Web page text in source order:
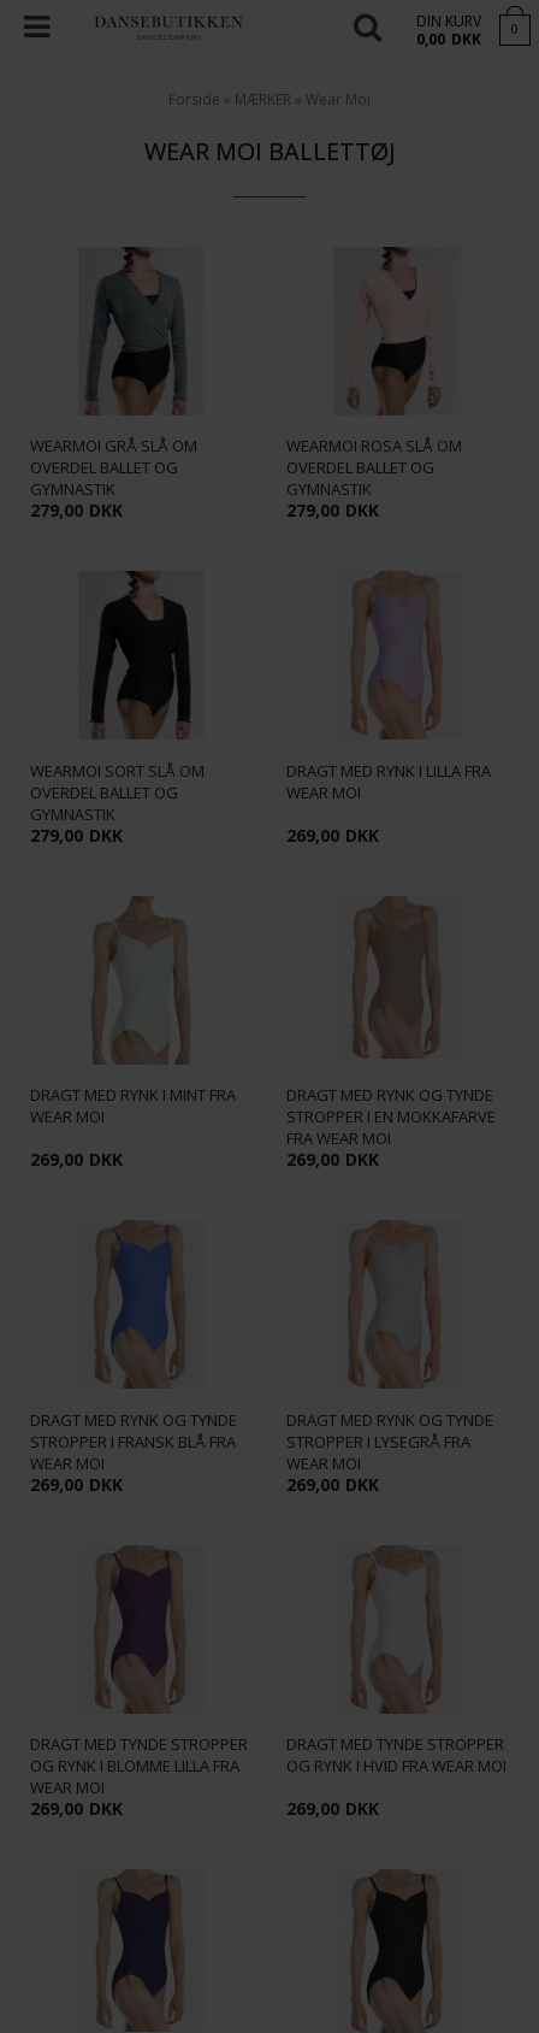
DIN KURV
0,00 DKK 0
Forside » MÆRKER » Wear Moi
WEAR MOI BALLETTØJ
WEARMOI GRÅ SLÅ OM
OVERDEL BALLET OG
GYMNASTIK
279,00 DKK
WEARMOI ROSA SLÅ OM
OVERDEL BALLET OG
GYMNASTIK
279,00 DKK
WEARMOI SORT SLÅ OM
OVERDEL BALLET OG
GYMNASTIK
279,00 DKK
DRAGT MED RYNK I LILLA FRA
WEAR MOI
269,00 DKK
DRAGT MED RYNK I MINT FRA
WEAR MOI
269,00 DKK
DRAGT MED RYNK OG TYNDE
STROPPER I EN MOKKAFARVE
FRA WEAR MOI
269,00 DKK
DRAGT MED RYNK OG TYNDE
STROPPER I FRANSK BLÅ FRA
WEAR MOI
269,00 DKK
DRAGT MED RYNK OG TYNDE
STROPPER I LYSEGRÅ FRA
WEAR MOI
269,00 DKK
DRAGT MED TYNDE STROPPER
OG RYNK I BLOMME LILLA FRA
WEAR MOI
269,00 DKK
DRAGT MED TYNDE STROPPER
OG RYNK I HVID FRA WEAR MOI
269,00 DKK